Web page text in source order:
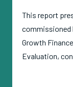
This report
commissioned
Growth
Evaluation,